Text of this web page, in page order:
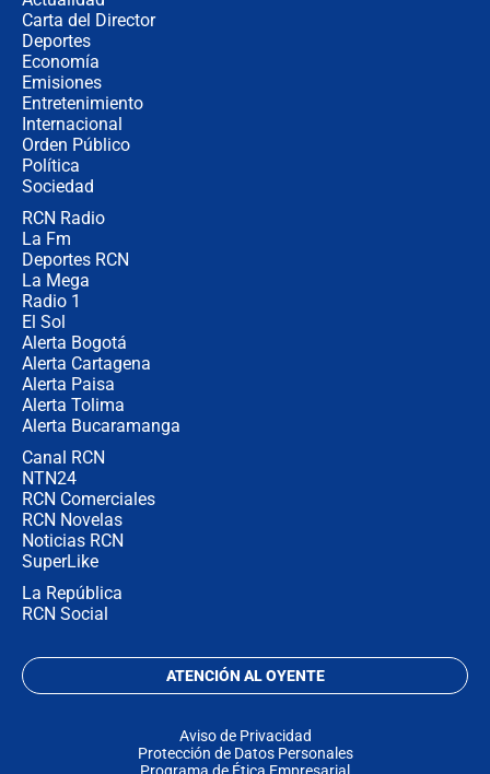
Carta del Director
Deportes
Economía
Emisiones
Entretenimiento
Internacional
Orden Público
Política
Sociedad
RCN Radio
La Fm
Deportes RCN
La Mega
Radio 1
El Sol
Alerta Bogotá
Alerta Cartagena
Alerta Paisa
Alerta Tolima
Alerta Bucaramanga
Canal RCN
NTN24
RCN Comerciales
RCN Novelas
Noticias RCN
SuperLike
La República
RCN Social
ATENCIÓN AL OYENTE
Aviso de Privacidad
Protección de Datos Personales